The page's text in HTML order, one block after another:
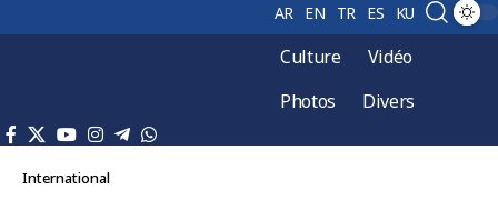
AR EN TR ES KU
Culture
Vidéo
Photos
Divers
International